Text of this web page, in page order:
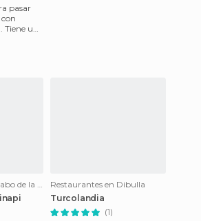
pasar
Tiene un
Restaurantes en Cabo de la Vela
Restaurantes en Dibulla
Turcolandia
(1)